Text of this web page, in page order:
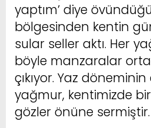
yaptım’ diye
bölgesinden kentin
sular seller aktı. Her
böyle manzaralar
çıkıyor. Yaz
yağmur, kentimizde
gözler önüne sermiştir.